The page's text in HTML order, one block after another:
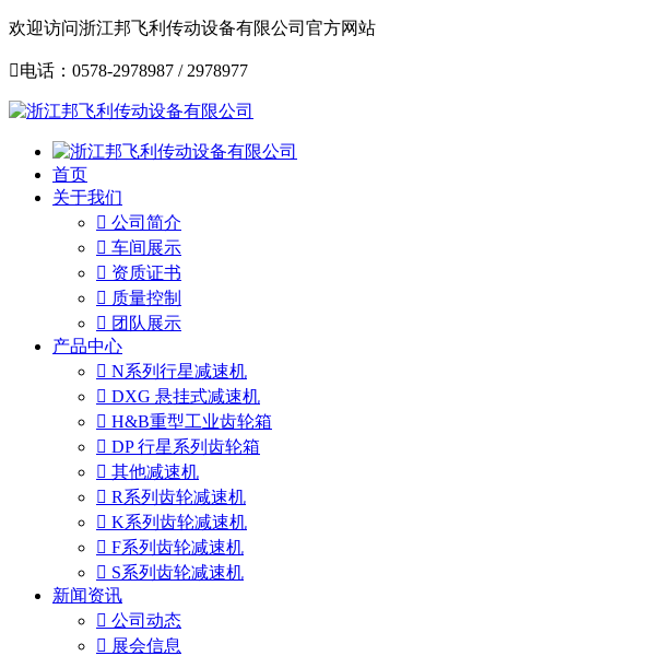
欢迎访问浙江邦飞利传动设备有限公司官方网站
电话：0578-2978987 / 2978977
首页
关于我们
 公司简介
 车间展示
 资质证书
 质量控制
 团队展示
产品中心
 N系列行星减速机
 DXG 悬挂式减速机
 H&B重型工业齿轮箱
 DP 行星系列齿轮箱
 其他减速机
 R系列齿轮减速机
 K系列齿轮减速机
 F系列齿轮减速机
 S系列齿轮减速机
新闻资讯
 公司动态
 展会信息